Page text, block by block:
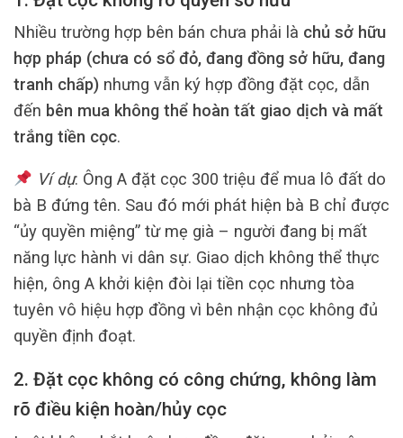
Nhiều trường hợp bên bán chưa phải là chủ sở hữu
hợp pháp (chưa có sổ đỏ, đang đồng sở hữu, đang
tranh chấp) nhưng vẫn ký hợp đồng đặt cọc, dẫn
đến bên mua không thể hoàn tất giao dịch và mất
trắng tiền cọc.
Ví dụ: Ông A đặt cọc 300 triệu để mua lô đất do
bà B đứng tên. Sau đó mới phát hiện bà B chỉ được
“ủy quyền miệng” từ mẹ già – người đang bị mất
năng lực hành vi dân sự. Giao dịch không thể thực
hiện, ông A khởi kiện đòi lại tiền cọc nhưng tòa
tuyên vô hiệu hợp đồng vì bên nhận cọc không đủ
quyền định đoạt.
2. Đặt cọc không có công chứng, không làm
rõ điều kiện hoàn/hủy cọc